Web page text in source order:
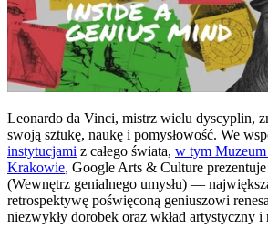
Leonardo da Vinci, mistrz wielu dyscyplin,
swoją sztukę, naukę i pomysłowość. We
instytucjami z całego świata, w tym
Krakowie, Google Arts & Culture prezentuje
(Wewnętrz genialnego umysłu) —
retrospektywę poświęconą geniuszowi
niezwykły dorobek oraz wkład artystyczny i